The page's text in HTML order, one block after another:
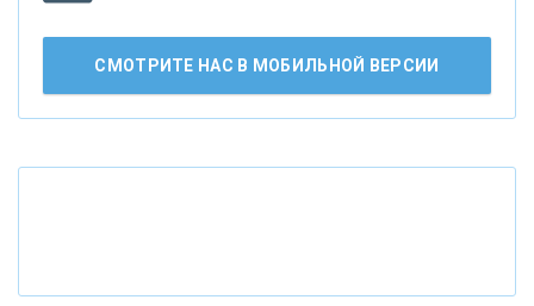
АО «КРЕДИТ ЕВРОПА БАНК»
СМОТРИТЕ НАС В МОБИЛЬНОЙ ВЕРСИИ